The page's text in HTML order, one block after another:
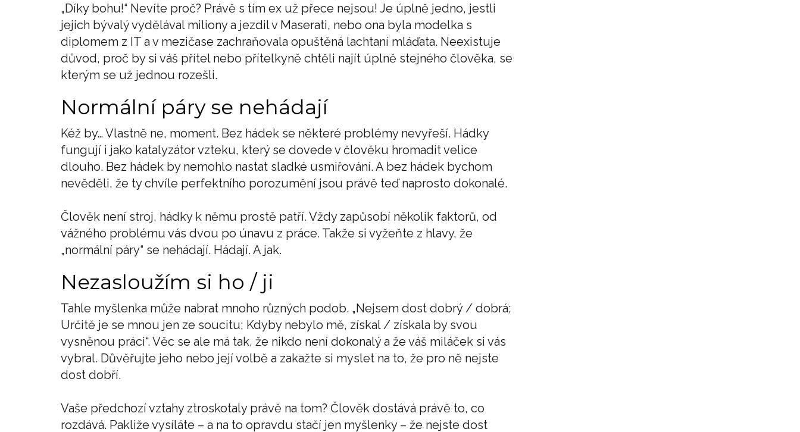
„Díky bohu!“ Nevíte proč? Právě s tím ex už přece nejsou! Je úplně jedno, jestli
jejich bývalý vydělával miliony a jezdil v Maserati, nebo ona byla modelka s
diplomem z IT a v mezičase zachraňovala opuštěná lachtaní mláďata. Neexistuje
důvod, proč by si váš přítel nebo přítelkyně chtěli najít úplně stejného člověka, se
kterým se už jednou rozešli.
Normální páry se nehádají
Kéž by… Vlastně ne, moment. Bez hádek se některé problémy nevyřeší. Hádky
fungují i jako katalyzátor vzteku, který se dovede v člověku hromadit velice
dlouho. Bez hádek by nemohlo nastat sladké usmiřování. A bez hádek bychom
nevěděli, že ty chvíle perfektního porozumění jsou právě teď naprosto dokonalé.
Člověk není stroj, hádky k němu prostě patří. Vždy zapůsobí několik faktorů, od
vážného problému vás dvou po únavu z práce. Takže si vyžeňte z hlavy, že
„normální páry“ se nehádají. Hádají. A jak.
Nezasloužím si ho / ji
Tahle myšlenka může nabrat mnoho různých podob. „Nejsem dost dobrý / dobrá;
Určitě je se mnou jen ze soucitu; Kdyby nebylo mě, získal / získala by svou
vysněnou práci“. Věc se ale má tak, že nikdo není dokonalý a že váš miláček si vás
vybral. Důvěřujte jeho nebo její volbě a zakažte si myslet na to, že pro ně nejste
dost dobří.
Vaše předchozí vztahy ztroskotaly právě na tom? Člověk dostává právě to, co
rozdává. Pakliže vysíláte – a na to opravdu stačí jen myšlenky – že nejste dost